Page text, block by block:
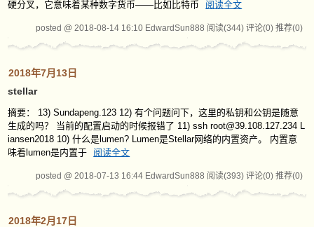
硬分叉，它意味着某种数字货币——比如比特币
阅读全文
posted @ 2018-08-14 16:10 EdwardSun888 阅读(344) 评论(0) 推荐(0)
2018年7月13日
stellar
摘要： 13) Sundapeng.123 12) 有个问题问下，这里的私钥和公钥是随意
生成的吗？ 当前的配置启动的时候报错了 11) ssh root@39.108.127.234 L
iansen2018 10) 什么是lumen? Lumen是Stellar网络的内置资产。 内置意
味着lumen是内置于
阅读全文
posted @ 2018-07-13 16:44 EdwardSun888 阅读(393) 评论(0) 推荐(0)
2018年2月17日